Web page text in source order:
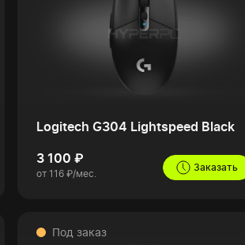
Logitech G304 Lightspeed Black
3 100 ₽
от 116 ₽/мес.
Заказать
Под заказ